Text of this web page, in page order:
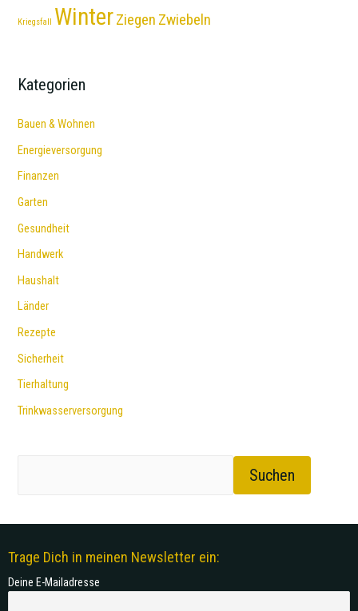
Kriegsfall WinterZiegen Zwiebeln
Kategorien
Bauen & Wohnen
Energieversorgung
Finanzen
Garten
Gesundheit
Handwerk
Haushalt
Länder
Rezepte
Sicherheit
Tierhaltung
Trinkwasserversorgung
Suchen
Trage Dich in meinen Newsletter ein:
Deine E-Mailadresse